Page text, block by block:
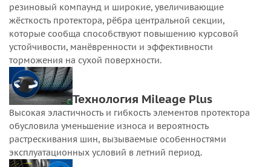
резиновый компаунд и широкие, увеличивающие
жёсткость протектора, рёбра центральной секции,
которые сообща способствуют повышению курсовой
устойчивости, манёвренности и эффективности
торможения на сухой поверхности.
Технология Mileage Plus
Высокая эластичность и гибкость элементов протектора
обусловила уменьшение износа и вероятность
растрескивания шин, вызываемые особенностями
эксплуатационных условий в летний период.